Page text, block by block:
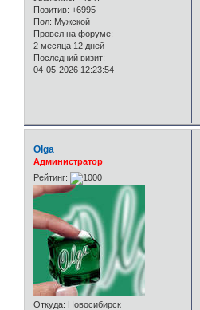
Позитив: +6995
Пол: Мужской
Провел на форуме:
2 месяца 12 дней
Последний визит:
04-05-2026 12:23:54
Olga
Администратор
Рейтинг:
Откуда: Новосибирск